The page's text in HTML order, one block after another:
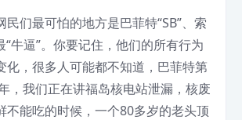
民们最可怕的地方是巴菲特“SB”、索
“牛逼”。你要记住，他们的所有行为
化，很多人可能都不知道，巴菲特第
，我们正在讲福岛核电站泄漏，核废
不能吃的时候，一个80多岁的老头顶